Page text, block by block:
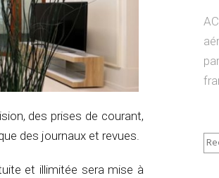
des prises de courant,
des journaux et revues.
et illimitée sera mise à